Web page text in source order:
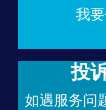
我
投
如遇服务问